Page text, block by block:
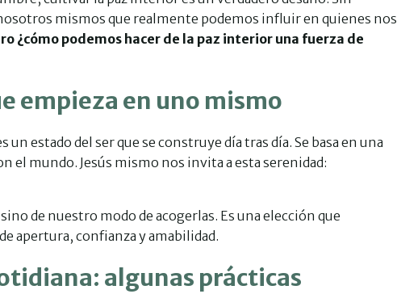
mismos que realmente podemos influir en quienes nos
¿cómo podemos hacer de la paz interior una fuerza de
empieza en uno mismo
estado del ser que se construye día tras día. Se basa en una
el mundo. Jesús mismo nos invita a esta serenidad:
de nuestro modo de acogerlas. Es una elección que
apertura, confianza y amabilidad.
algunas prácticas